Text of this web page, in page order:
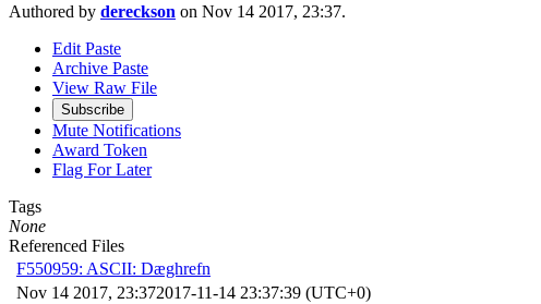
Authored by dereckson on Nov 14 2017, 23:37.
Edit Paste
Archive Paste
View Raw File
Subscribe
Mute Notifications
Award Token
Flag For Later
Tags
None
Referenced Files
F550959: ASCII: Dæghrefn
Nov 14 2017, 23:372017-11-14 23:37:39 (UTC+0)